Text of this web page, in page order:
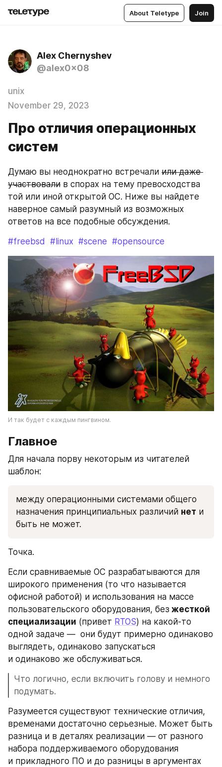
About Teletype Join
Alex Chernyshev
@alex0x08
unix
November 29, 2023
Про отличия операционных
систем
Думаю вы неоднократно встречали или даже
участвовали в спорах на тему превосходства
той или иной открытой ОС. Ниже вы найдете
наверное самый разумный из возможных
ответов на все подобные обсуждения.
#freebsd #linux #scene #opensource
И так будет с каждым пингвином.
Главное
Для начала порву некоторым из читателей
шаблон:
между операционными системами общего
назначения принципиальных различий нет и
быть не может.
Точка.
Если сравниваемые ОС разрабатываются для
широкого применения (то что называется
офисной работой) и использования на массе
пользовательского оборудования, без жесткой
специализации (привет RTOS) на какой-то
одной задаче —  они будут примерно одинаково
выглядеть, одинаково запускаться
и одинаково же обслуживаться.
Что логично, если включить голову и немного
подумать.
Разумеется существуют технические отличия,
временами достаточно серьезные. Может быть
разница и в деталях реализации — от разного
набора поддерживаемого оборудования
и прикладного ПО и до разницы в аргументах